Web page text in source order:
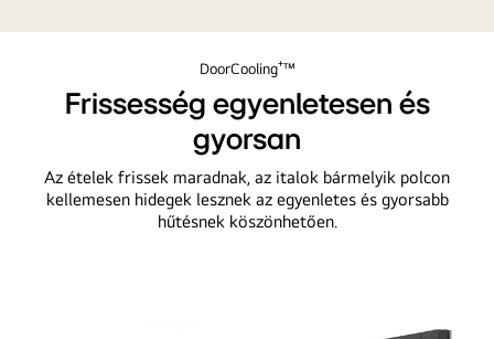
DoorCooling⁺™
Frissesség egyenletesen és
gyorsan
Az ételek frissek maradnak, az italok bármelyik polcon
kellemesen hidegek lesznek az egyenletes és gyorsabb
hűtésnek köszönhetően.